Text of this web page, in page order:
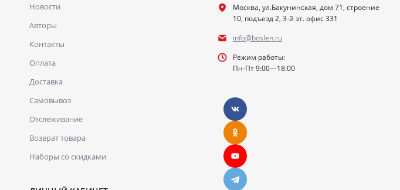
Новости
Авторы
Контакты
Оплата
Доставка
Самовывоз
Отслеживание
Возврат товара
Наборы со скидками
Москва, ул.Бакунинская, дом 71, строение
10, подъезд 2, 3-й эт. офис 331
info@boslen.ru
Режим работы:
Пн-Пт 9:00—18:00